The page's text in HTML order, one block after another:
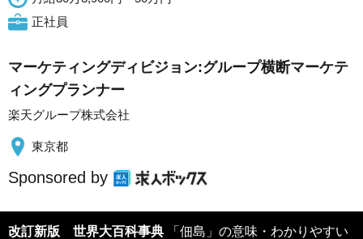
正社員
マーケティングディビジョン:グループ横断マーケテ
ィングプランナー
楽天グループ株式会社
東京都
Sponsored by
改訂新版 世界大百科事典